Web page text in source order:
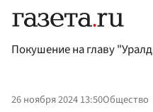
Покушение на главу
26 ноября 2024 13:50Общество